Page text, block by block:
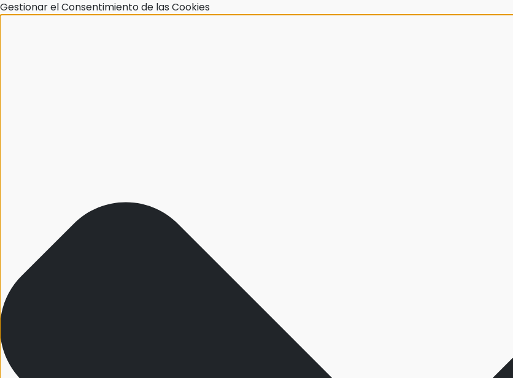
Gestionar el Consentimiento de las Cookies